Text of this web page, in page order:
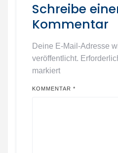
Schreibe
Kommentar
Deine E-Mail-Adresse
veröffentlicht.
markiert
KOMMENTAR *